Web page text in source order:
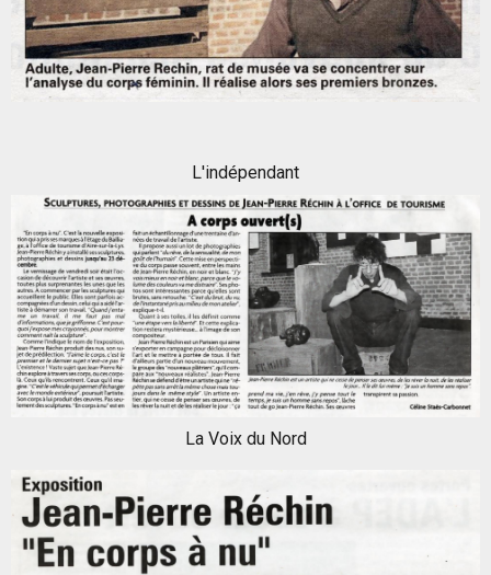
L'indépendant
La Voix du Nord